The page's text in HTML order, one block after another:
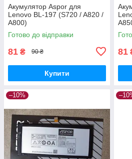
Акумулятор Aspor для
Lenovo BL-197 (S720 / A820 /
A800)
Готово до відправки
81 ₴ 90 ₴
Купити
81
–10%